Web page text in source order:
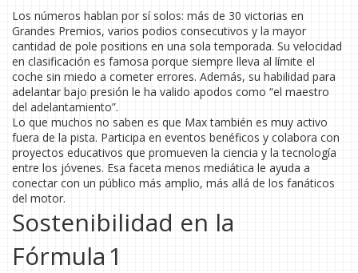
Los números hablan por sí solos: más de 30 victorias en
Grandes Premios, varios podios consecutivos y la mayor
cantidad de pole positions en una sola temporada. Su velocidad
en clasificación es famosa porque siempre lleva al límite el
coche sin miedo a cometer errores. Además, su habilidad para
adelantar bajo presión le ha valido apodos como “el maestro
del adelantamiento”.
Lo que muchos no saben es que Max también es muy activo
fuera de la pista. Participa en eventos benéficos y colabora con
proyectos educativos que promueven la ciencia y la tecnología
entre los jóvenes. Esa faceta menos mediática le ayuda a
conectar con un público más amplio, más allá de los fanáticos
del motor.
Sostenibilidad en la
Fórmula 1